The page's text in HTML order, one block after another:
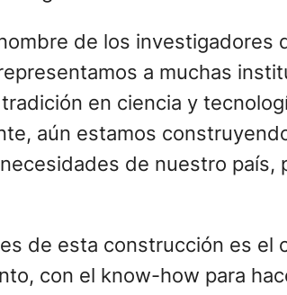
de los investigadores
a muchas
en ciencia y
aún estamos
de nuestro país,
de esta construcción es el
con el know-how para